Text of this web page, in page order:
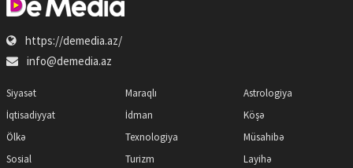
https://demedia.az/
info@demedia.az
Siyasət
İqtisadiyyat
Ölkə
Sosial
Maraqlı
İdman
Texnologiya
Turizm
Astrologiya
Köşə
Müsahibə
Layihə